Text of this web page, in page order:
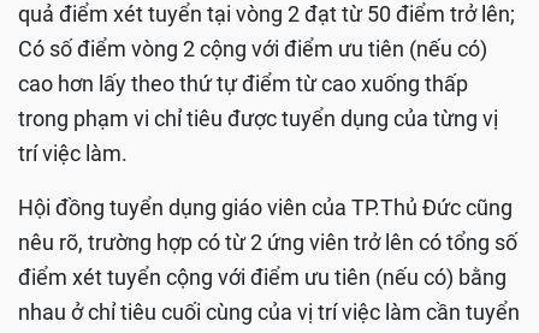
quả điểm xét tuyển tại vòng 2 đạt từ 50 điểm trở lên;
Có số điểm vòng 2 cộng với điểm ưu tiên (nếu có)
cao hơn lấy theo thứ tự điểm từ cao xuống thấp
trong phạm vi chỉ tiêu được tuyển dụng của từng vị
trí việc làm.
Hội đồng tuyển dụng giáo viên của TP.Thủ Đức cũng
nêu rõ, trường hợp có từ 2 ứng viên trở lên có tổng số
điểm xét tuyển cộng với điểm ưu tiên (nếu có) bằng
nhau ở chỉ tiêu cuối cùng của vị trí việc làm cần tuyển